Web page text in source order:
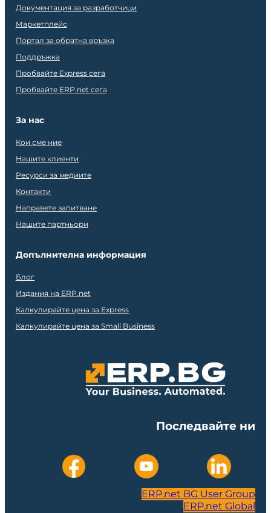
Документация за разработчици
Маркетплейс
Портал за обратна връзка
Поддръжка
Пробвайте Express сега
Пробвайте ERP.net сега
За нас
Кои сме ние
Нашите клиенти
Ресурси за медиите
Контакти
Направете запитване
Нашите партньори
Допълнителна информация
Блог
Издания на ERP.net
Калкулирайте цена за Express
Калкулирайте цена за Small Business
Последвайте ни
ERP.net BG User Group
ERP.net Global